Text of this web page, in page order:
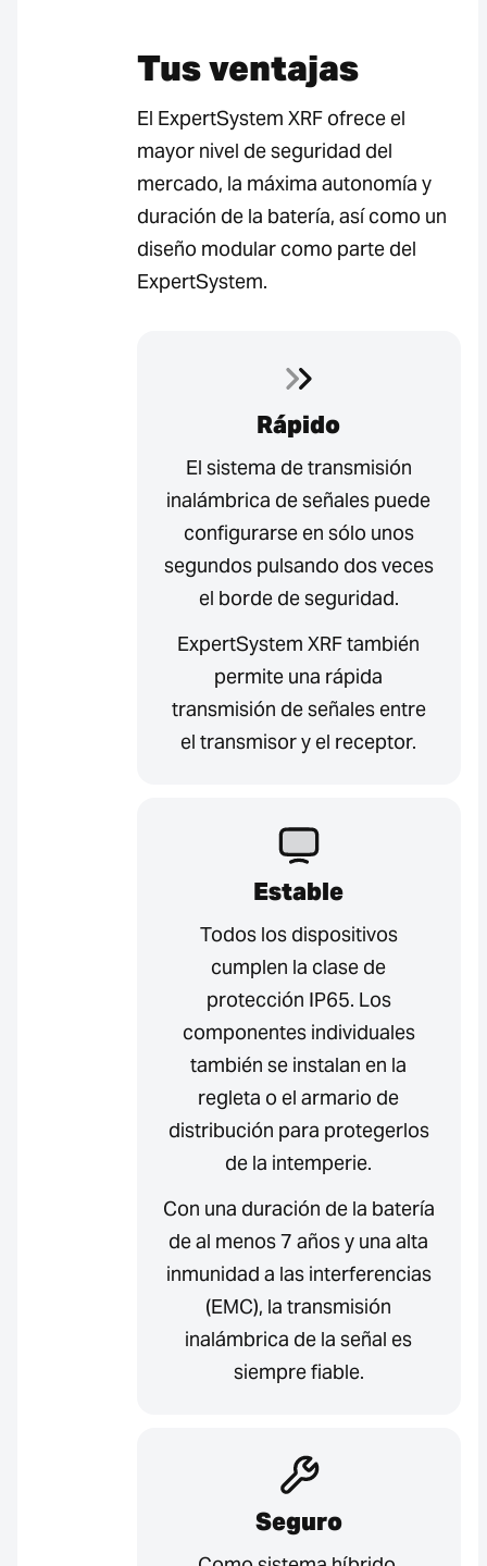
Tus ventajas
El ExpertSystem XRF ofrece el
mayor nivel de seguridad del
mercado, la máxima autonomía y
duración de la batería, así como un
diseño modular como parte del
ExpertSystem.
Rápido
El sistema de transmisión
inalámbrica de señales puede
configurarse en sólo unos
segundos pulsando dos veces
el borde de seguridad.
ExpertSystem XRF también
permite una rápida
transmisión de señales entre
el transmisor y el receptor.
Estable
Todos los dispositivos
cumplen la clase de
protección IP65. Los
componentes individuales
también se instalan en la
regleta o el armario de
distribución para protegerlos
de la intemperie.
Con una duración de la batería
de al menos 7 años y una alta
inmunidad a las interferencias
(EMC), la transmisión
inalámbrica de la señal es
siempre fiable.
Seguro